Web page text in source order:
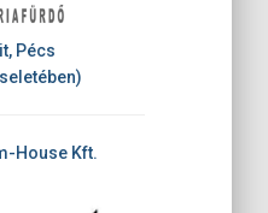
Pécs
House Kft.